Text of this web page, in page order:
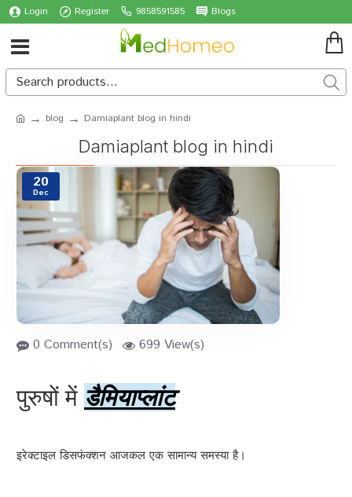
Login Register 9858591585 Blogs
blog Damiaplant blog in hindi
Damiaplant blog in hindi
20
Dec
0 Comment(s) 699 View(s)
पुरुषों में डैमियाप्लांट
इरेक्टाइल डिसफंक्शन आजकल एक सामान्य समस्या है।